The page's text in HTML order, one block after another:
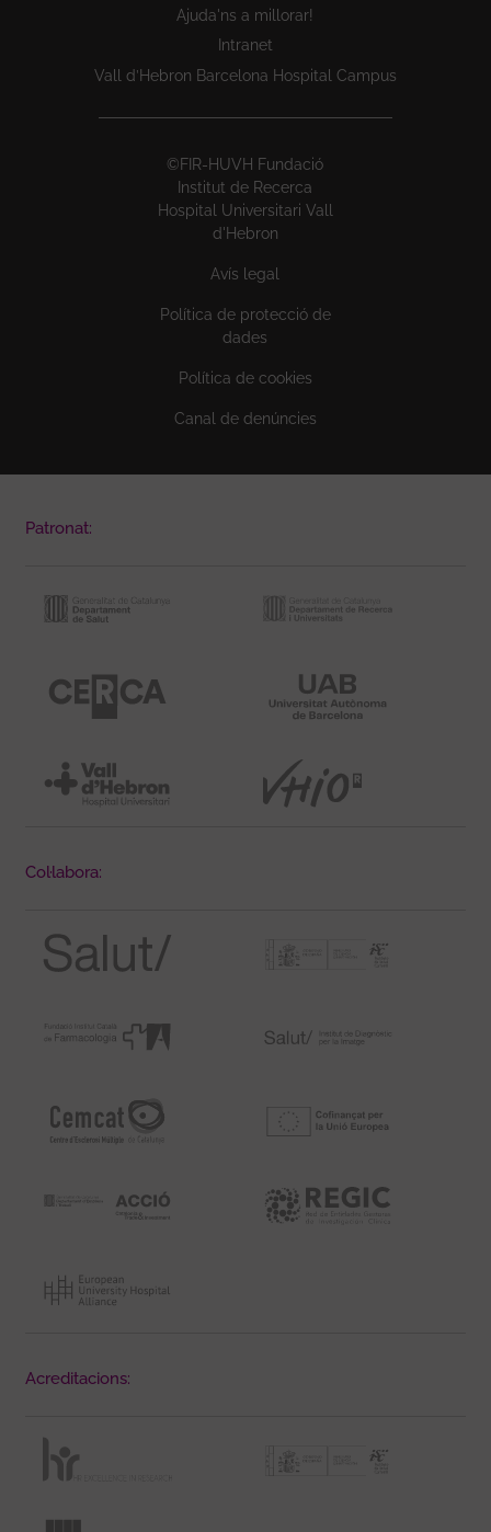
Ajuda'ns a millorar!
Intranet
Vall d’Hebron Barcelona Hospital Campus
©FIR-HUVH Fundació
Institut de Recerca
Hospital Universitari Vall
d'Hebron
Avís legal
Política de protecció de
dades
Política de cookies
Canal de denúncies
Patronat:
Col·labora:
Acreditacions: